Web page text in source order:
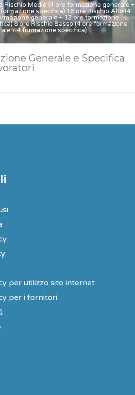
Rischio Medio (4 ore formazione generale +
specifica) 16 ore Rischio Alto (4
generale + 12 ore formazione
8 ore Rischio Basso (4 ore formazione
+ 4 formazione specifica)
Generale e Specifica
per utilizzo sito internet
per i fornitori